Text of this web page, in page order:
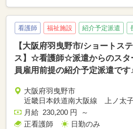
看護師 福祉施設 紹介予定派遣
【大阪府羽曳野市/ショートス
ス】☆看護師☆派遣からのスタ
員雇用前提の紹介予定派遣です
大阪府羽曳野市
近畿日本鉄道南大阪線 上ノ太
月給 230,200 円 ～
正看護師
日勤のみ